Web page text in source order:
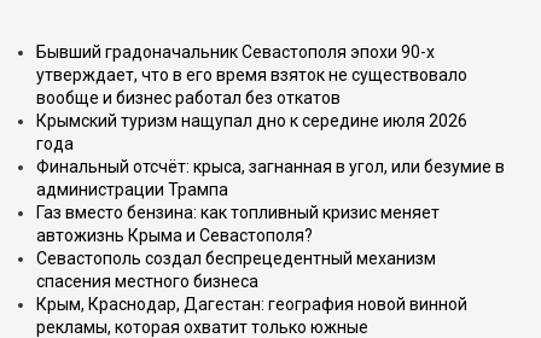
Бывший градоначальник Севастополя эпохи 90-х
утверждает, что в его время взяток не существовало
вообще и бизнес работал без откатов
Крымский туризм нащупал дно к середине июля 2026
года
Финальный отсчёт: крыса, загнанная в угол, или безумие в
администрации Трампа
Газ вместо бензина: как топливный кризис меняет
автожизнь Крыма и Севастополя?
Севастополь создал беспрецедентный механизм
спасения местного бизнеса
Крым, Краснодар, Дагестан: география новой винной
рекламы, которая охватит только южные